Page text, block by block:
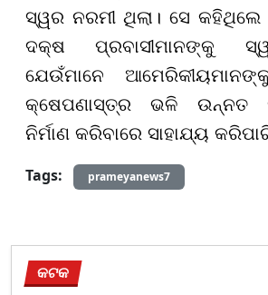
ସ୍ୱର ନରମୀ ଥିଲା। ସେ
ଦକ୍ଷ ପ୍ରବାସୀମାନଙ୍କୁ
ଯେଉଁମାନେ
କ୍ଷେପଣାସ୍ତ୍ର ଭଳି ଉନ୍ନତ
ନିର୍ମାଣ କରିବାରେ ସାହାଯ୍ୟ
Tags: prameyanews7
କଟକ